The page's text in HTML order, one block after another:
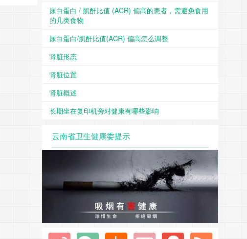
尿白蛋白 / 肌酐比值 (ACR) 偏高的患者，需避免食用
的几类食物
尿白蛋白/肌酐比值(ACR) 偏高怎么调整
肾脏形态
肾脏位置
肾脏概述
长期坐在复印机旁对健康有哪些影响
云南省卫生健康委提示